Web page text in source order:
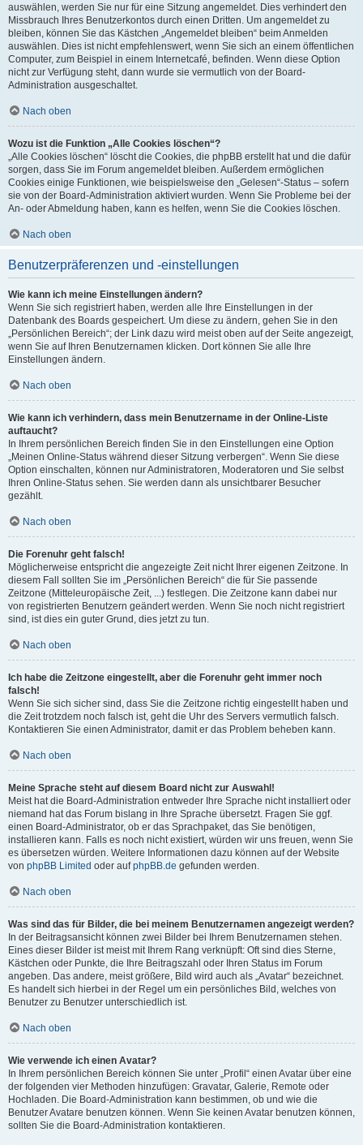
auswählen, werden Sie nur für eine Sitzung angemeldet. Dies verhindert den
Missbrauch Ihres Benutzerkontos durch einen Dritten. Um angemeldet zu
bleiben, können Sie das Kästchen „Angemeldet bleiben“ beim Anmelden
auswählen. Dies ist nicht empfehlenswert, wenn Sie sich an einem öffentlichen
Computer, zum Beispiel in einem Internetcafé, befinden. Wenn diese Option
nicht zur Verfügung steht, dann wurde sie vermutlich von der Board-
Administration ausgeschaltet.
Nach oben
Wozu ist die Funktion „Alle Cookies löschen“?
„Alle Cookies löschen“ löscht die Cookies, die phpBB erstellt hat und die dafür
sorgen, dass Sie im Forum angemeldet bleiben. Außerdem ermöglichen
Cookies einige Funktionen, wie beispielsweise den „Gelesen“-Status – sofern
sie von der Board-Administration aktiviert wurden. Wenn Sie Probleme bei der
An- oder Abmeldung haben, kann es helfen, wenn Sie die Cookies löschen.
Nach oben
Benutzerpräferenzen und -einstellungen
Wie kann ich meine Einstellungen ändern?
Wenn Sie sich registriert haben, werden alle Ihre Einstellungen in der
Datenbank des Boards gespeichert. Um diese zu ändern, gehen Sie in den
„Persönlichen Bereich“; der Link dazu wird meist oben auf der Seite angezeigt,
wenn Sie auf Ihren Benutzernamen klicken. Dort können Sie alle Ihre
Einstellungen ändern.
Nach oben
Wie kann ich verhindern, dass mein Benutzername in der Online-Liste
auftaucht?
In Ihrem persönlichen Bereich finden Sie in den Einstellungen eine Option
„Meinen Online-Status während dieser Sitzung verbergen“. Wenn Sie diese
Option einschalten, können nur Administratoren, Moderatoren und Sie selbst
Ihren Online-Status sehen. Sie werden dann als unsichtbarer Besucher
gezählt.
Nach oben
Die Forenuhr geht falsch!
Möglicherweise entspricht die angezeigte Zeit nicht Ihrer eigenen Zeitzone. In
diesem Fall sollten Sie im „Persönlichen Bereich“ die für Sie passende
Zeitzone (Mitteleuropäische Zeit, ...) festlegen. Die Zeitzone kann dabei nur
von registrierten Benutzern geändert werden. Wenn Sie noch nicht registriert
sind, ist dies ein guter Grund, dies jetzt zu tun.
Nach oben
Ich habe die Zeitzone eingestellt, aber die Forenuhr geht immer noch
falsch!
Wenn Sie sich sicher sind, dass Sie die Zeitzone richtig eingestellt haben und
die Zeit trotzdem noch falsch ist, geht die Uhr des Servers vermutlich falsch.
Kontaktieren Sie einen Administrator, damit er das Problem beheben kann.
Nach oben
Meine Sprache steht auf diesem Board nicht zur Auswahl!
Meist hat die Board-Administration entweder Ihre Sprache nicht installiert oder
niemand hat das Forum bislang in Ihre Sprache übersetzt. Fragen Sie ggf.
einen Board-Administrator, ob er das Sprachpaket, das Sie benötigen,
installieren kann. Falls es noch nicht existiert, würden wir uns freuen, wenn Sie
es übersetzen würden. Weitere Informationen dazu können auf der Website
von phpBB Limited oder aufphpBB.de gefunden werden.
Nach oben
Was sind das für Bilder, die bei meinem Benutzernamen angezeigt werden?
In der Beitragsansicht können zwei Bilder bei Ihrem Benutzernamen stehen.
Eines dieser Bilder ist meist mit Ihrem Rang verknüpft: Oft sind dies Sterne,
Kästchen oder Punkte, die Ihre Beitragszahl oder Ihren Status im Forum
angeben. Das andere, meist größere, Bild wird auch als „Avatar“ bezeichnet.
Es handelt sich hierbei in der Regel um ein persönliches Bild, welches von
Benutzer zu Benutzer unterschiedlich ist.
Nach oben
Wie verwende ich einen Avatar?
In Ihrem persönlichen Bereich können Sie unter „Profil“ einen Avatar über eine
der folgenden vier Methoden hinzufügen: Gravatar, Galerie, Remote oder
Hochladen. Die Board-Administration kann bestimmen, ob und wie die
Benutzer Avatare benutzen können. Wenn Sie keinen Avatar benutzen können,
sollten Sie die Board-Administration kontaktieren.